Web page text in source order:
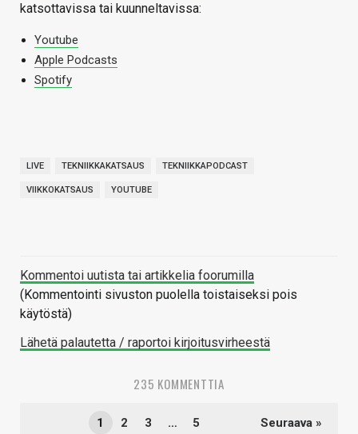
katsottavissa tai kuunneltavissa:
Youtube
Apple Podcasts
Spotify
LIVE TEKNIIKKAKATSAUS TEKNIIKKAPODCAST
VIIKKOKATSAUS YOUTUBE
Kommentoi uutista tai artikkelia foorumilla
(Kommentointi sivuston puolella toistaiseksi pois
käytöstä)
Lähetä palautetta / raportoi kirjoitusvirheestä
235 KOMMENTTIA
1 2 3 … 5 Seuraava »